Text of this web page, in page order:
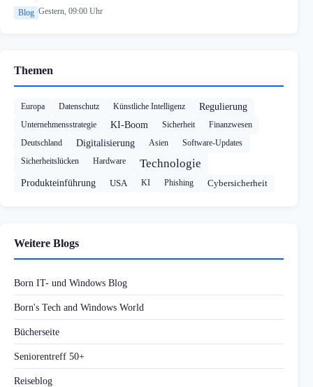
Blog Gestern, 09:00 Uhr
Themen
Europa Datenschutz Künstliche Intelligenz Regulierung
Unternehmensstrategie KI-Boom Sicherheit
Finanzwesen
Deutschland
Digitalisierung Asien
Software-Updates
Sicherheitslücken
Hardware Technologie
Produkteinführung USA KI Phishing Cybersicherheit
Weitere Blogs
Born IT- und Windows Blog
Born's Tech and Windows World
Bücherseite
Seniorentreff 50+
Reiseblog